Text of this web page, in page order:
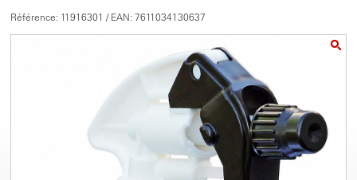
Référence: 11916301 / EAN: 7611034130637